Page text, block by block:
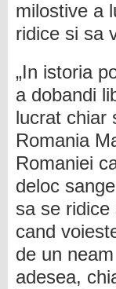
milostive a
ridice si sa
„In istoria
a dobandi
lucrat chiar
Romania
Romaniei
deloc
sa se
cand
de un
adesea,